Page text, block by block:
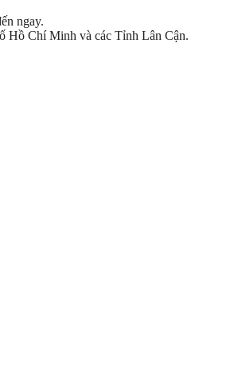
ngay.
Hồ Chí Minh và các Tỉnh Lân Cận.